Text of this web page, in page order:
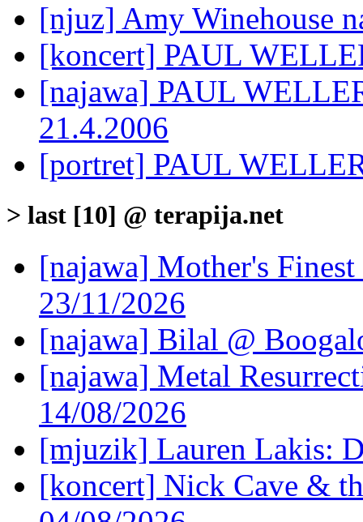
[njuz] Amy Winehouse
[koncert] PAUL
[najawa] PAUL
21.4.2006
[portret] PAUL
> last [10] @ terapija.net
[najawa] Mother's
23/11/2026
[najawa] Bilal @
[najawa] Metal
14/08/2026
[mjuzik] Lauren Lakis:
[koncert] Nick Cave &